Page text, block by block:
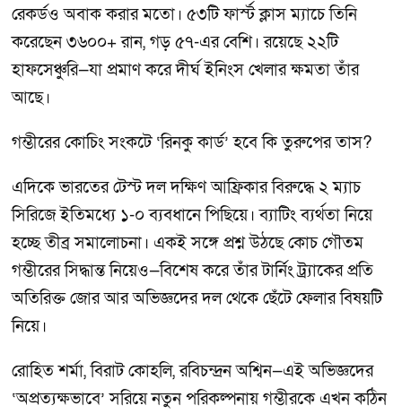
রেকর্ডও অবাক করার মতো। ৫৩টি ফার্স্ট ক্লাস ম্যাচে তিনি
করেছেন ৩৬০০+ রান, গড় ৫৭-এর বেশি। রয়েছে ২২টি
হাফসেঞ্চুরি—যা প্রমাণ করে দীর্ঘ ইনিংস খেলার ক্ষমতা তাঁর
আছে।
গম্ভীরের কোচিং সংকটে ‘রিনকু কার্ড’ হবে কি তুরুপের তাস?
এদিকে ভারতের টেস্ট দল দক্ষিণ আফ্রিকার বিরুদ্ধে ২ ম্যাচ
সিরিজে ইতিমধ্যে ১-০ ব্যবধানে পিছিয়ে। ব্যাটিং ব্যর্থতা নিয়ে
হচ্ছে তীব্র সমালোচনা। একই সঙ্গে প্রশ্ন উঠছে কোচ গৌতম
গম্ভীরের সিদ্ধান্ত নিয়েও—বিশেষ করে তাঁর টার্নিং ট্র্যাকের প্রতি
অতিরিক্ত জোর আর অভিজ্ঞদের দল থেকে ছেঁটে ফেলার বিষয়টি
নিয়ে।
রোহিত শর্মা, বিরাট কোহলি, রবিচন্দ্রন অশ্বিন—এই অভিজ্ঞদের
‘অপ্রত্যক্ষভাবে’ সরিয়ে নতুন পরিকল্পনায় গম্ভীরকে এখন কঠিন